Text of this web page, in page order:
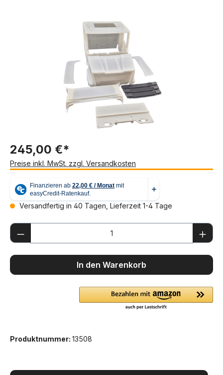
Bildergalerie überspringen
245,00 €*
Preise inkl. MwSt. zzgl. Versandkosten
Versandfertig in 40 Tagen, Lieferzeit 1-4 Tage
Produkt Anzahl: Gib den gewünschten
In den Warenkorb
Produktnummer: 13508